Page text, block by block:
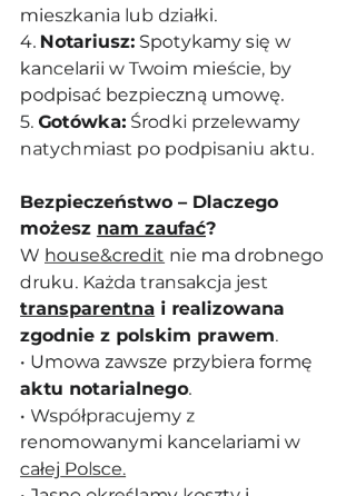
mieszkania lub działki.
4. Notariusz: Spotykamy się w
kancelarii w Twoim mieście, by
podpisać bezpieczną umowę.
5. Gotówka: Środki przelewamy
natychmiast po podpisaniu aktu.
Bezpieczeństwo – Dlaczego
możesz nam zaufać?
W house&credit nie ma drobnego
druku. Każda transakcja jest
transparentna i realizowana
zgodnie z polskim prawem.
• Umowa zawsze przybiera formę
aktu notarialnego.
• Współpracujemy z
renomowanymi kancelariami w
całej Polsce.